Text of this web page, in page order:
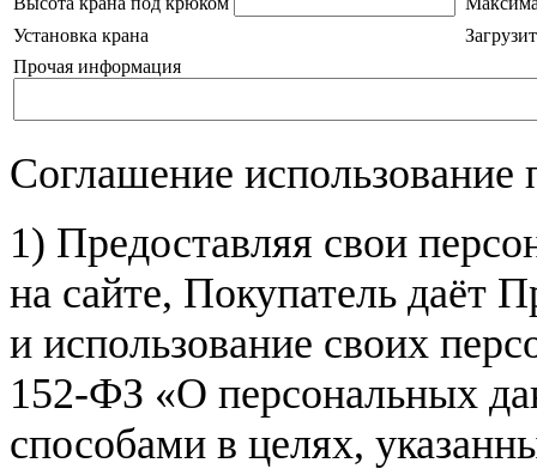
Установка крана
Прочая информация
Соглашение
1) Предоставляя свои
на сайте, Покупатель даёт
и использование своих
152-ФЗ «О персональных
способами в целях,